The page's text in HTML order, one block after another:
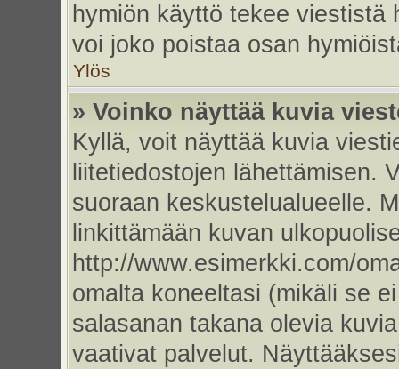
hymiön käyttö tekee viestistä
voi joko poistaa osan
Ylös
» Voinko näyttää kuvia
Kyllä, voit näyttää kuvia
liitetiedostojen lähettämisen.
suoraan keskustelualueelle.
linkittämään kuvan
http://www.esimerkki.com/
omalta koneeltasi (mikäli se
salasanan takana olevia
vaativat palvelut.